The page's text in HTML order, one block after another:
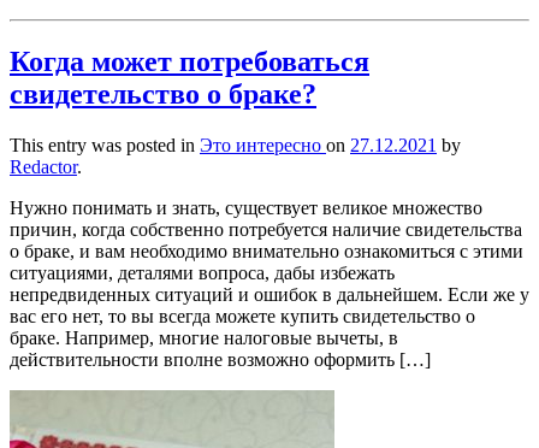
Когда может потребоваться
свидетельство о браке?
This entry was posted in Это интересно on 27.12.2021 by
Redactor.
Нужно понимать и знать, существует великое множество
причин, когда собственно потребуется наличие свидетельства
о браке, и вам необходимо внимательно ознакомиться с этими
ситуациями, деталями вопроса, дабы избежать
непредвиденных ситуаций и ошибок в дальнейшем. Если же у
вас его нет, то вы всегда можете купить свидетельство о
браке. Например, многие налоговые вычеты, в
действительности вполне возможно оформить […]